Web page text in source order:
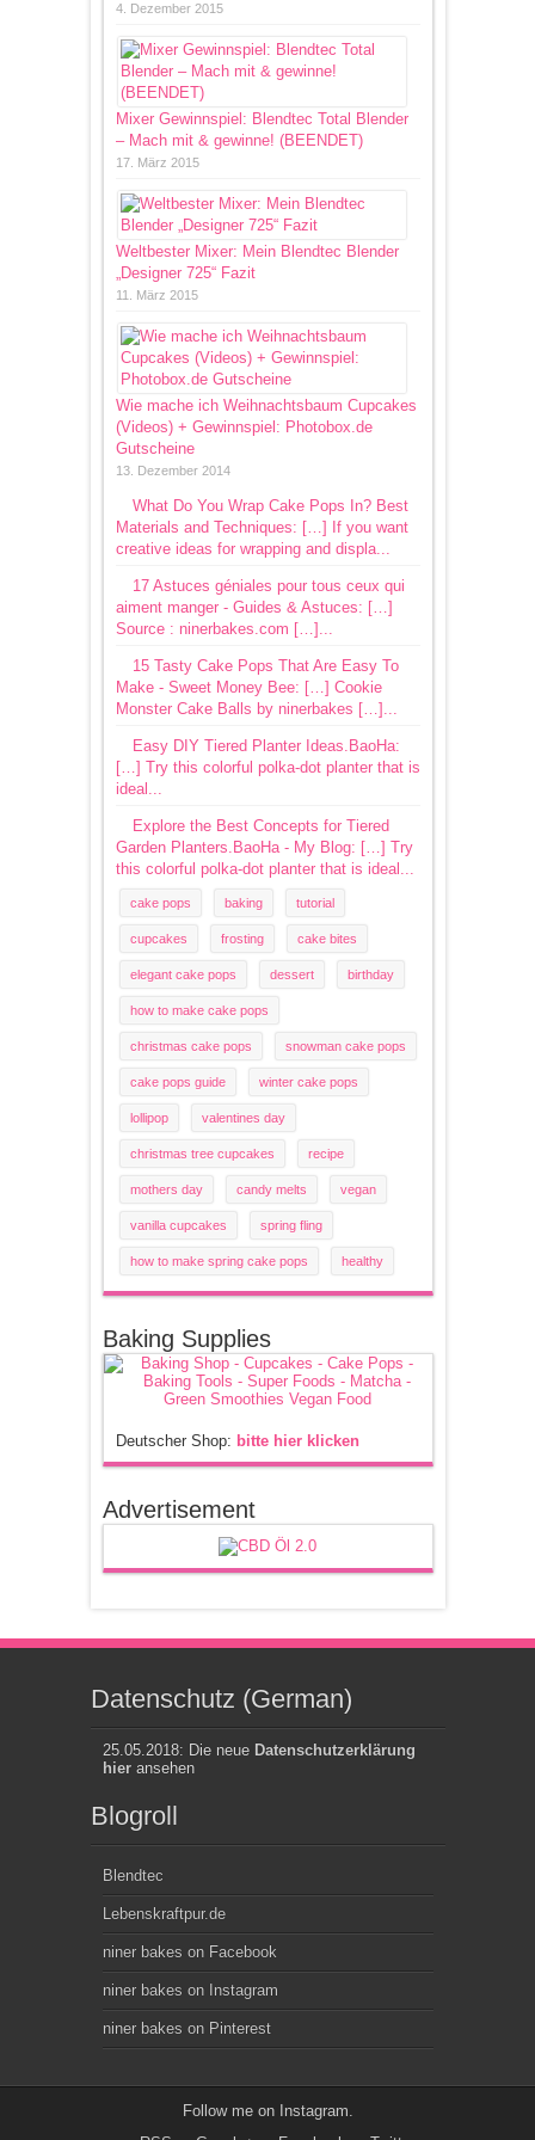
4. Dezember 2015
Mixer Gewinnspiel: Blendtec Total Blender
– Mach mit & gewinne! (BEENDET)
17. März 2015
Weltbester Mixer: Mein Blendtec Blender
„Designer 725“ Fazit
11. März 2015
Wie mache ich Weihnachtsbaum Cupcakes
(Videos) + Gewinnspiel: Photobox.de
Gutscheine
13. Dezember 2014
What Do You Wrap Cake Pops In? Best
Materials and Techniques: […] If you want
creative ideas for wrapping and displa...
17 Astuces géniales pour tous ceux qui
aiment manger - Guides & Astuces: […]
Source : ninerbakes.com […]...
15 Tasty Cake Pops That Are Easy To
Make - Sweet Money Bee: […] Cookie
Monster Cake Balls by ninerbakes […]...
Easy DIY Tiered Planter Ideas.BaoHa:
[…] Try this colorful polka-dot planter that is
ideal...
Explore the Best Concepts for Tiered
Garden Planters.BaoHa - My Blog: […] Try
this colorful polka-dot planter that is ideal...
cake pops baking tutorial
cupcakes frosting cake bites
elegant cake pops dessert birthday
how to make cake pops
christmas cake pops snowman cake pops
cake pops guide winter cake pops
lollipop valentines day
christmas tree cupcakes recipe
mothers day candy melts vegan
vanilla cupcakes spring fling
how to make spring cake pops healthy
Baking Supplies
Deutscher Shop: bitte hier klicken
Advertisement
Datenschutz (German)
25.05.2018: Die neue Datenschutzerklärung
hieransehen
Blogroll
Blendtec
Lebenskraftpur.de
niner bakes on Facebook
niner bakes on Instagram
niner bakes on Pinterest
Follow me on Instagram.